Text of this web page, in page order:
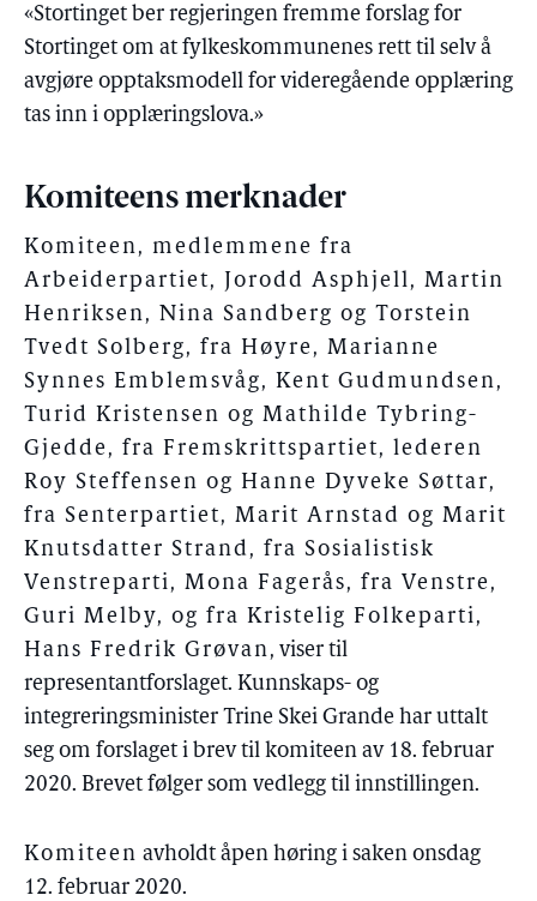
«Stortinget ber regjeringen fremme forslag for
Stortinget om at fylkeskommunenes rett til selv å
avgjøre opptaksmodell for videregående opplæring
tas inn i opplæringslova.»
Komiteens merknader
Komiteen, medlemmene fra
Arbeiderpartiet, Jorodd Asphjell, Martin
Henriksen, Nina Sandberg og Torstein
Tvedt Solberg, fra Høyre, Marianne
Synnes Emblemsvåg, Kent Gudmundsen,
Turid Kristensen og Mathilde Tybring-
Gjedde, fra Fremskrittspartiet, lederen
Roy Steffensen og Hanne Dyveke Søttar,
fra Senterpartiet, Marit Arnstad og Marit
Knutsdatter Strand, fra Sosialistisk
Venstreparti, Mona Fagerås, fra Venstre,
Guri Melby, og fra Kristelig Folkeparti,
Hans Fredrik Grøvan, viser til
representantforslaget. Kunnskaps- og
integreringsminister Trine Skei Grande har uttalt
seg om forslaget i brev til komiteen av 18. februar
2020. Brevet følger som vedlegg til innstillingen.
Komiteen avholdt åpen høring i saken onsdag
12. februar 2020.